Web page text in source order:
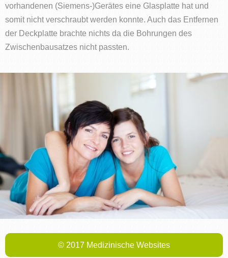
vorhandenen (Siemens-)Gerätes eine Glasplatte hat und
somit nicht verschraubt werden konnte. Auch das Entfernen
der Deckplatte brachte nichts da die Bohrungen des
Zwischenbausatzes nicht passten.
© 2017 Medizinische Websites